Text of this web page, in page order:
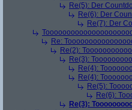
Re(5): Der
Re(6): Der
Re(7): Der
Re:
Re(2):
Re(3):
Re(4):
Re(4):
Re(5):
Re(6):
Re(3):